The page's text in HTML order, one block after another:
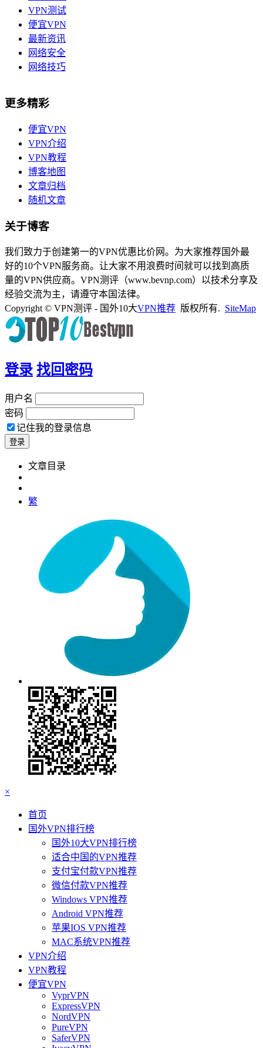
VPN测试
便宜VPN
最新资讯
网络安全
网络技巧
更多精彩
便宜VPN
VPN介绍
VPN教程
博客地图
文章归档
随机文章
关于博客
我们致力于创建第一的VPN优惠比价网。为大家推荐国外最
好的10个VPN服务商。让大家不用浪费时间就可以找到高质
量的VPN供应商。VPN测评（www.bevnp.com）以技术分享及
经验交流为主，请遵守本国法律。
Copyright © VPN测评 - 国外10大VPN推荐 版权所有. SiteMap
登录 找回密码
用户名
密码
记住我的登录信息
文章目录
繁
×
首页
国外VPN排行榜
国外10大VPN排行榜
适合中国的VPN推荐
支付宝付款VPN推荐
微信付款VPN推荐
Windows VPN推荐
Android VPN推荐
苹果IOS VPN推荐
MAC系统VPN推荐
VPN介绍
VPN教程
便宜VPN
VyprVPN
ExpressVPN
NordVPN
PureVPN
SaferVPN